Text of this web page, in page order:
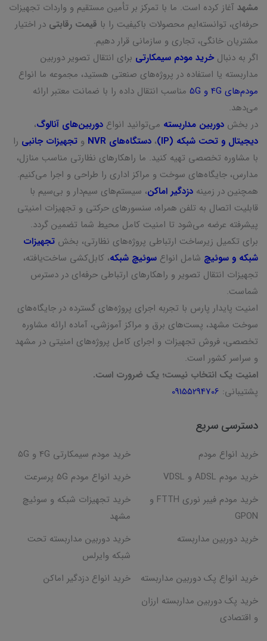
مشهد آغاز کرده است. ما با تمرکز بر تأمین مستقیم و واردات تجهیزات
حرفه‌ای، توانسته‌ایم محصولات باکیفیت را با قیمت رقابتی در اختیار
مشتریان خانگی، تجاری و سازمانی قرار دهیم.
اگر به دنبالخرید مودم سیمکارتی برای انتقال تصویر دوربین
مداربسته یا استفاده در پروژه‌های صنعتی هستید، مجموعه ما انواع
مودم‌های 4G و 5G
مناسب انتقال داده را با ضمانت معتبر ارائه
می‌دهد.
در بخش دوربین مداربسته می‌توانید انواع دوربین‌های آنالوگ،
دیجیتال و تحت شبکه (IP)
، دستگاه‌های NVR و تجهیزات جانبی را
با مشاوره تخصصی تهیه کنید. ما راهکارهای نظارتی مناسب منازل،
مدارس، جایگاه‌های سوخت و مراکز اداری را طراحی و اجرا می‌کنیم.
همچنین در زمینه دزدگیر اماکن، سیستم‌های سیم‌دار و بی‌سیم با
قابلیت اتصال به تلفن همراه، سنسورهای حرکتی و تجهیزات امنیتی
پیشرفته عرضه می‌شود تا امنیت کامل محیط شما تضمین گردد.
برای تکمیل زیرساخت ارتباطی پروژه‌های نظارتی، بخش تجهیزات
شبکه و سوئیچ شامل انواع سوئیچ شبکه، کابل‌کشی ساخت‌یافته،
تجهیزات انتقال تصویر و راهکارهای ارتباطی حرفه‌ای در دسترس
شماست.
امنیت پایدار پارس با تجربه اجرای پروژه‌های گسترده در جایگاه‌های
سوخت مشهد، پست‌های برق و مراکز آموزشی، آماده ارائه مشاوره
تخصصی، فروش تجهیزات و اجرای کامل پروژه‌های امنیتی در مشهد
و سراسر کشور است.
امنیت یک انتخاب نیست؛ یک ضرورت است.
پشتیبانی: 09155294706
دسترسی سریع
خرید انواع مودم
خرید مودم سیمکارتی 4G و 5G
خرید مودم ADSL و VDSL
خرید انواع مودم 5G پرسرعت
خرید مودم فیبر نوری FTTH و
GPON
خرید تجهیزات شبکه و سوئیچ
مشهد
خرید دوربین مداربسته
خرید دوربین مداربسته تحت
شبکه وایرلس
خرید انواع پک دوربین مداربسته
خرید انواع دزدگیر اماکن
خرید پک دوربین مداربسته ارزان
و اقتصادی